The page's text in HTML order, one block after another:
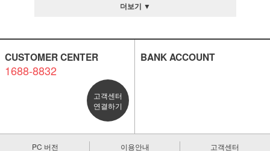
더보기 ▼
CUSTOMER CENTER
1688-8832
고객센터
연결하기
BANK ACCOUNT
PC 버전 이용안내 고객센터